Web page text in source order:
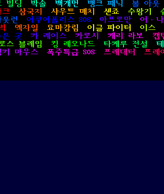
빌딩 박솔 백개먼 뱅크 패닉 볼 아웃
크 삼국지 샤우트 매치 센죠 수왕기
웃런 아쿠아폴리스 SOS 아프로만 어·
엑자일 요마강림 이글 파이터 이스
은 곳 카 레이스 카로시 캐리 라보 캡
스 블레임 킹 레오나드 타케루 전설
키 마우스 폭주특급 SOS 프레데터 프레이